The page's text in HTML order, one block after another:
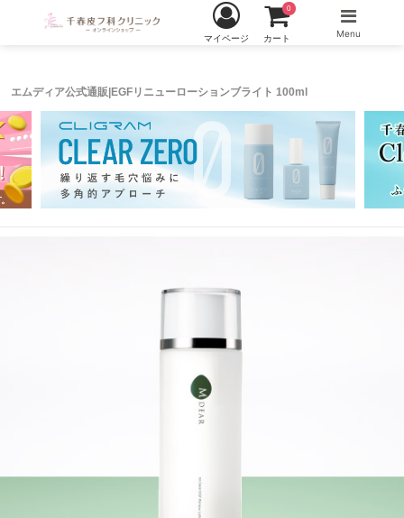
エムディア公式通販|EGFリニューローションブライト 100ml
マイページ カート
0
Menu